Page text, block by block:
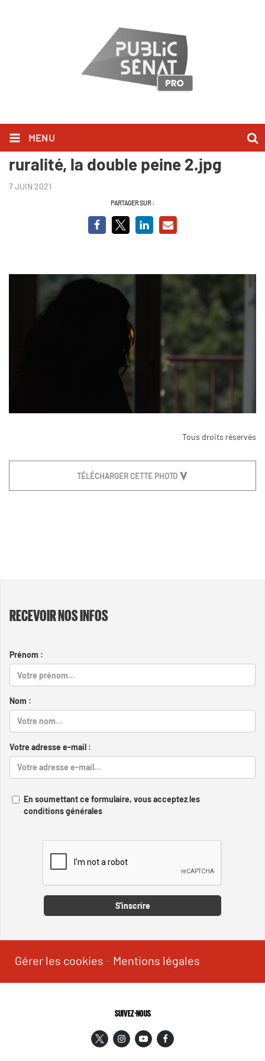
MENU
SEA - Violences conjugales en
ruralité, la double peine 2.jpg
7 JUIN 2021
PARTAGER SUR :
Tous droits réservés
TÉLÉCHARGER CETTE PHOTO
RECEVOIR NOS INFOS
Prénom :
Nom :
Votre adresse e-mail :
En soumettant ce formulaire, vous acceptez les
conditions générales
S'inscrire
Gérer les cookies - Mentions légales
SUIVEZ-NOUS